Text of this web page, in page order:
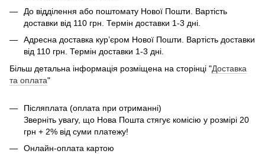
До відділення або поштомату Нової Пошти. Вартість
доставки від 110 грн. Термін доставки 1-3 дні.
Адресна доставка курʼєром Нової Пошти. Вартість доставки
від 110 грн. Термін доставки 1-3 дні.
Більш детальна інформація розміщена на сторінці "Доставка
та оплата"
Післяплата (оплата при отриманні)
Зверніть увагу, що Нова Пошта стягує комісію у розмірі 20
грн + 2% від суми платежу!
Онлайн-оплата картою